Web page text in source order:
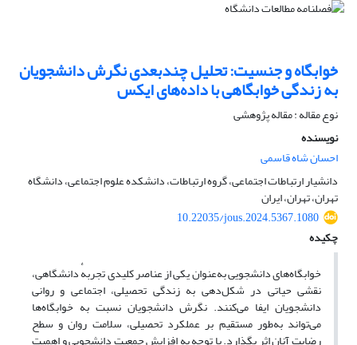
خوابگاه و جنسیت: تحلیل چندبعدی نگرش دانشجویان
به زندگی خوابگاهی با داده‌های ایکس
نوع مقاله : مقاله پژوهشی
نویسنده
احسان شاه قاسمی
دانشیار ارتباطات اجتماعی، گروه ارتباطات، دانشکده علوم اجتماعی، دانشگاه
تهران، تهران، ایران
10.22035/jous.2024.5367.1080
چکیده
خوابگاه‌های دانشجویی به‌عنوان یکی از عناصر کلیدی تجربهٔ دانشگاهی،
نقشی حیاتی در شکل‌دهی به زندگی تحصیلی، اجتماعی و روانی
دانشجویان ایفا می‌کنند. نگرش دانشجویان نسبت به خوابگاه‌ها
می‌تواند به‌طور مستقیم بر عملکرد تحصیلی، سلامت روان و سطح